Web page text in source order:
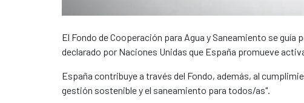
El Fondo de Cooperación para Agua y Saneamiento se
declarado por Naciones Unidas que España promueve
España contribuye a través del Fondo, además, al
gestión sostenible y el saneamiento para todos/as".